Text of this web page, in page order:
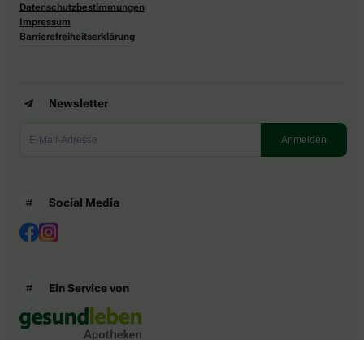
Datenschutzbestimmungen
Impressum
Barrierefreiheitserklärung
Newsletter
Social Media
Ein Service von